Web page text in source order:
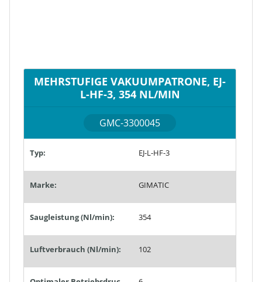
MEHRSTUFIGE VAKUUMPATRONE, EJ-
L-HF-3, 354 NL/MIN
GMC-3300045
Typ: EJ-L-HF-3
Marke: GIMATIC
Saugleistung (Nl/min): 354
Luftverbrauch (Nl/min): 102